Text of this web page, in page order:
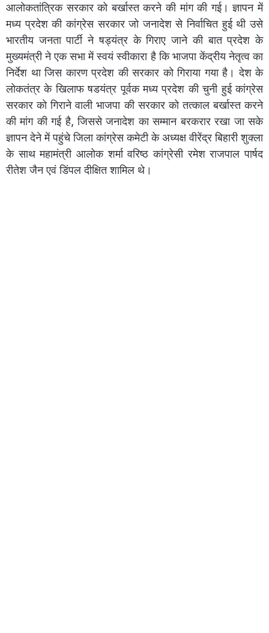
आलोकतांत्रिक सरकार को बर्खास्त करने की मांग की गई। ज्ञापन में
मध्य प्रदेश की कांग्रेस सरकार जो जनादेश से निर्वाचित हुई थी उसे
भारतीय जनता पार्टी ने षड्यंत्र के गिराए जाने की बात प्रदेश के
मुख्यमंत्री ने एक सभा में स्वयं स्वीकारा है कि भाजपा केंद्रीय नेतृत्व का
निर्देश था जिस कारण प्रदेश की सरकार को गिराया गया है। देश के
लोकतंत्र के खिलाफ षडयंत्र पूर्वक मध्य प्रदेश की चुनी हुई कांग्रेस
सरकार को गिराने वाली भाजपा की सरकार को तत्काल बर्खास्त करने
की मांग की गई है, जिससे जनादेश का सम्मान बरकरार रखा जा सके
ज्ञापन देने में पहुंचे जिला कांग्रेस कमेटी के अध्यक्ष वीरेंद्र बिहारी शुक्ला
के साथ महामंत्री आलोक शर्मा वरिष्ठ कांग्रेसी रमेश राजपाल पार्षद
रीतेश जैन एवं डिंपल दीक्षित शामिल थे।